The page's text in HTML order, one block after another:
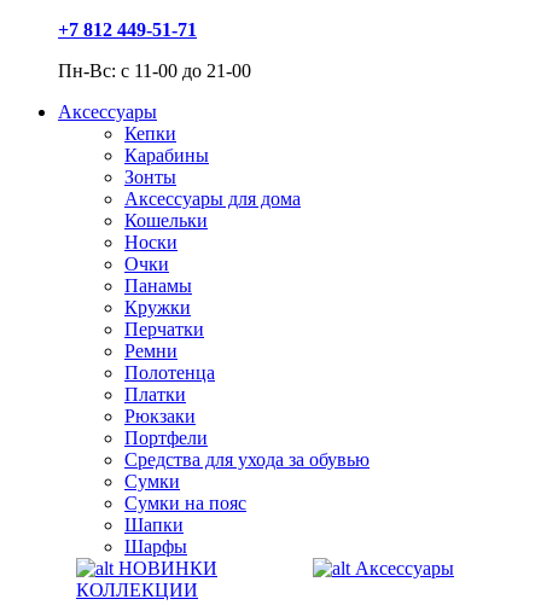
+7 812 449-51-71
Пн-Вс: с 11-00 до 21-00
Аксессуары
Кепки
Карабины
Зонты
Аксессуары для дома
Кошельки
Носки
Очки
Панамы
Кружки
Перчатки
Ремни
Полотенца
Платки
Рюкзаки
Портфели
Средства для ухода за обувью
Сумки
Сумки на пояс
Шапки
Шарфы
НОВИНКИ
КОЛЛЕКЦИИ
Аксессуары